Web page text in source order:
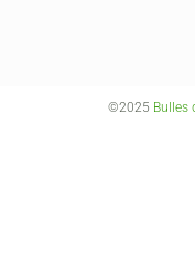
©2025 Bulles